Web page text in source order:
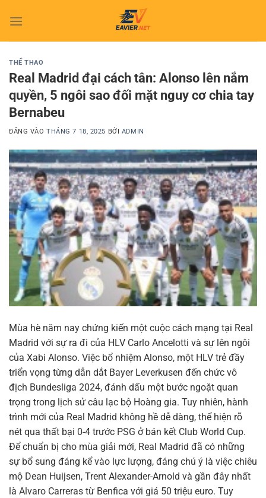
qua
THỂ THAO
Real Madrid đại cách tân: Alonso lên nắm
quyền, 5 ngôi sao đối mặt nguy cơ chia tay
Bernabeu
ĐĂNG VÀOTHÁNG 7 18, 2025 BỞI ADMIN
Mùa hè năm nay chứng kiến một cuộc cách mạng tại Real
Madrid với sự ra đi của HLV Carlo Ancelotti và sự lên ngôi
của Xabi Alonso. Việc bổ nhiệm Alonso, một HLV trẻ đầy
triển vọng từng dẫn dắt Bayer Leverkusen đến chức vô
địch Bundesliga 2024, đánh dấu một bước ngoặt quan
trọng trong lịch sử câu lạc bộ Hoàng gia. Tuy nhiên, hành
trình mới của Real Madrid không hề dễ dàng, thể hiện rõ
nét qua thất bại 0-4 trước PSG ở bán kết Club World Cup.
Để chuẩn bị cho mùa giải mới, Real Madrid đã có những
sự bổ sung đáng kể vào lực lượng, đáng chú ý là việc chiêu
mộ Dean Huijsen, Trent Alexander-Arnold và gần đây nhất
là Alvaro Carreras từ Benfica với giá 50 triệu euro. Tuy